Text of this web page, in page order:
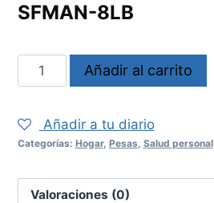
SFMAN-8LB
Stingray
mancuerna
cantidad
Añadir al carrito
Añadir a tu diario
Categorías: Hogar, Pesas, Salud personal
Valoraciones (0)